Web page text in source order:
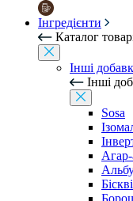
Інгредієнти
Каталог
Інші
Інші
Sosa